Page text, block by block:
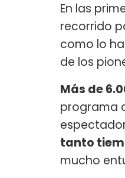
En las
recorrido
como lo
de los
Más de
programa
tanto
mucho